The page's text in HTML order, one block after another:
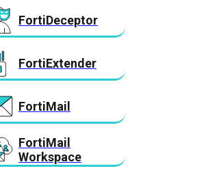
FortiDeceptor
FortiExtender
FortiMail
FortiMail
Workspace